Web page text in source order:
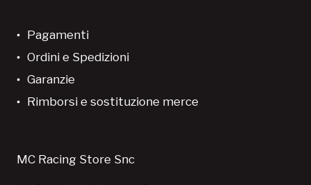
Pagamenti
Ordini e Spedizioni
Garanzie
Rimborsi e sostituzione merce
MC Racing Store Snc